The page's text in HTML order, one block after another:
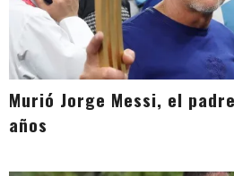
Murió Jorge Messi, el
años